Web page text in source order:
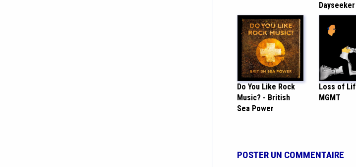
Dayseeker
Do You Like Rock
Music? - British
Sea Power
Loss of
MGMT
POSTER UN COMMENTAIRE